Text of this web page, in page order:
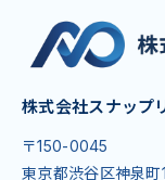
株式会社スナッ
〒150-0045
東京都渋谷区神泉